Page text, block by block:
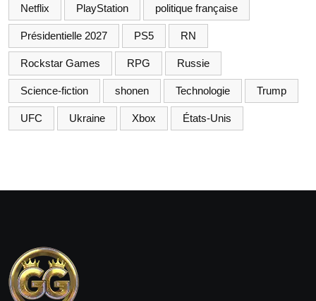
Netflix PlayStation politique française
Présidentielle 2027 PS5 RN
Rockstar Games RPG Russie
Science-fiction shonen Technologie Trump
UFC Ukraine Xbox États-Unis